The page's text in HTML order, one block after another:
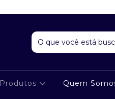
Produtos Quem